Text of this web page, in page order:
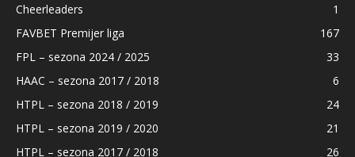
Cheerleaders
1
FAVBET Premijer liga
167
FPL – sezona 2024 / 2025
33
HAAC – sezona 2017 / 2018
6
HTPL – sezona 2018 / 2019
24
HTPL – sezona 2019 / 2020
21
HTPL – sezona 2017 / 2018
26